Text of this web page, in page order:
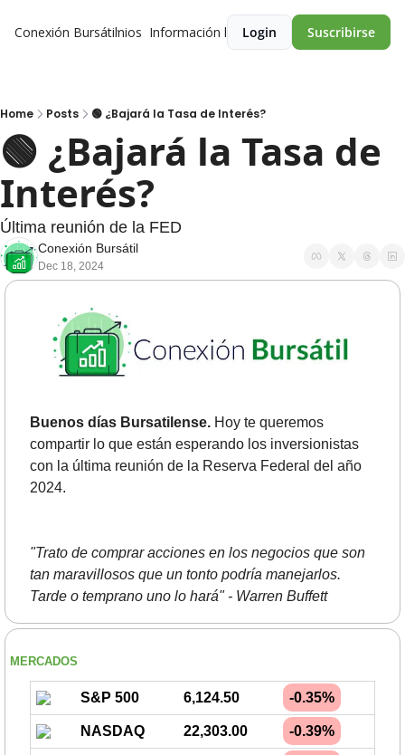
Conexión BursátilPremios Información legalLogin Suscribirse
Home Posts 🟢 ¿Bajará la Tasa de Interés?
🟢 ¿Bajará la Tasa de
Interés?
Última reunión de la FED
Conexión Bursátil
Dec 18, 2024
Buenos días Bursatilense. Hoy te queremos
compartir lo que están esperando los inversionistas
con la última reunión de la Reserva Federal del año
2024.
"Trato de comprar acciones en los negocios que son
tan maravillosos que un tonto podría manejarlos.
Tarde o temprano uno lo hará" - Warren Buffett
MERCADOS
S&P 500 6,124.50 -0.35%
NASDAQ 22,303.00 -0.39%